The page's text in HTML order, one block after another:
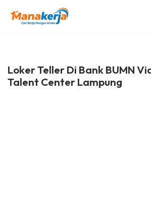
Loker Teller Di Bank BUMN
Talent Center Lampung